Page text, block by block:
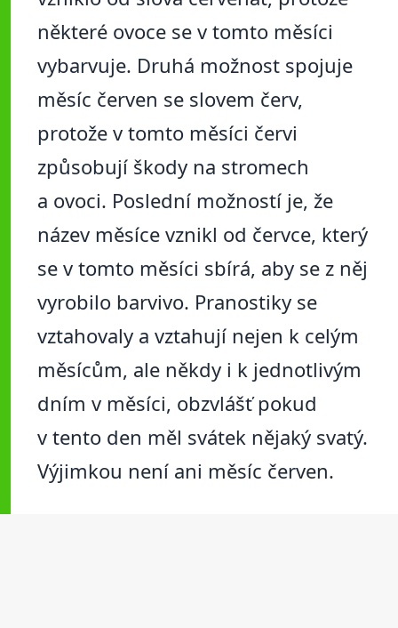
některé ovoce se v tomto měsíci
vybarvuje. Druhá možnost spojuje
měsíc červen se slovem červ,
protože v tomto měsíci červi
způsobují škody na stromech
a ovoci. Poslední možností je, že
název měsíce vznikl od červce, který
se v tomto měsíci sbírá, aby se z něj
vyrobilo barvivo. Pranostiky se
vztahovaly a vztahují nejen k celým
měsícům, ale někdy i k jednotlivým
dním v měsíci, obzvlášť pokud
v tento den měl svátek nějaký svatý.
Výjimkou není ani měsíc červen.